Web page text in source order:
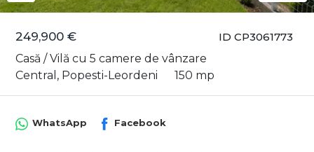
ID CP3061773
249,900 €
Casă / Vilă cu 5 camere de vânzare
Central, Popesti-Leordeni
150 mp
WhatsApp Facebook